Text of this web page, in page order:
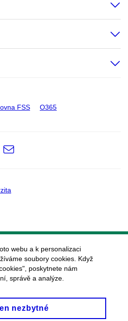
FSS O365
e-
webu a k personalizaci
soubory cookies. Když
poskytnete nám
správě a analýze.
nezbytné